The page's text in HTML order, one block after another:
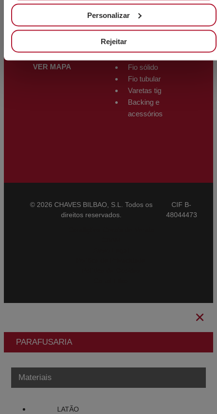
Personalizar
Rejeitar
ARMAZÉM
Manzana 12-C
48510 Trapagarán – Bizkaia
– Espanha
VER MAPA
PRODUTOS
Eléctrodos
Fio sólido
Fio tubular
Varetas tig
Backing e
acessórios
© 2026 CHAVES BILBAO, S.L. Todos os
direitos reservados.
CIF B-
48044473
PARAFUSARIA
Materiais
LATÃO